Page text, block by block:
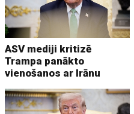
ASV mediji kritizē
Trampa panākto
vienošanos ar Irānu